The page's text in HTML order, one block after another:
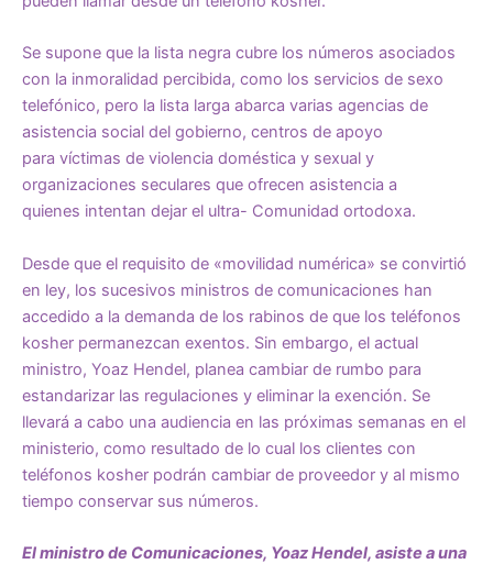
Se supone que la lista negra cubre los números asociados
con la inmoralidad percibida, como los servicios de sexo
telefónico, pero la lista larga abarca varias agencias de
asistencia social del gobierno, centros de apoyo
para víctimas de violencia doméstica y sexual y
organizaciones seculares que ofrecen asistencia a
quienes intentan dejar el ultra- Comunidad ortodoxa.
Desde que el requisito de «movilidad numérica» ​​se convirtió
en ley, los sucesivos ministros de comunicaciones han
accedido a la demanda de los rabinos de que los teléfonos
kosher permanezcan exentos. Sin embargo, el actual
ministro, Yoaz Hendel, planea cambiar de rumbo para
estandarizar las regulaciones y eliminar la exención. Se
llevará a cabo una audiencia en las próximas semanas en el
ministerio, como resultado de lo cual los clientes con
teléfonos kosher podrán cambiar de proveedor y al mismo
tiempo conservar sus números.
El ministro de Comunicaciones, Yoaz Hendel, asiste a una